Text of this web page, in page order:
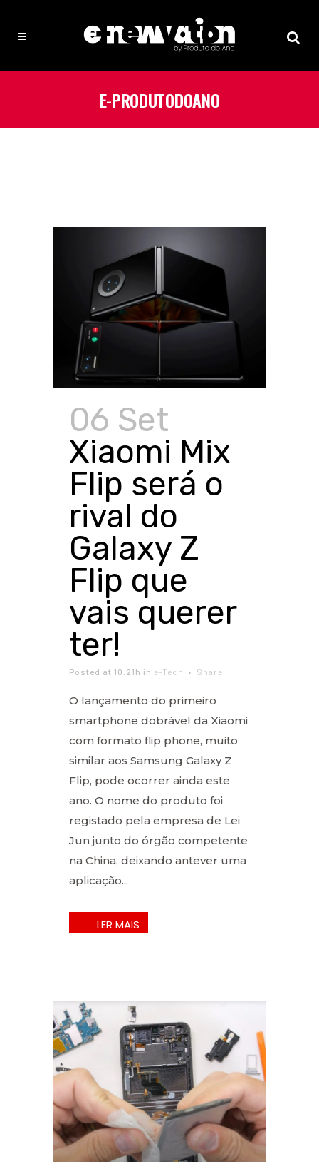
E-PRODUTODOANO
06 Set
Xiaomi Mix
Flip será o
rival do
Galaxy Z
Flip que
vais querer
ter!
Posted at 10:21h in e-Tech Share
O lançamento do primeiro
smartphone dobrável da Xiaomi
com formato flip phone, muito
similar aos Samsung Galaxy Z
Flip, pode ocorrer ainda este
ano. O nome do produto foi
registado pela empresa de Lei
Jun junto do órgão competente
na China, deixando antever uma
aplicação...